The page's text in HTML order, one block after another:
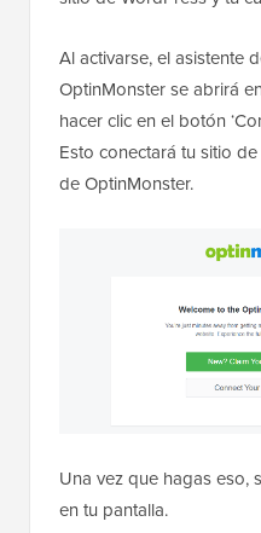
Al activarse, el asistente
OptinMonster se abrirá
hacer clic en el botón
Esto conectará tu sitio
de OptinMonster.
Una vez que hagas eso,
en tu pantalla.